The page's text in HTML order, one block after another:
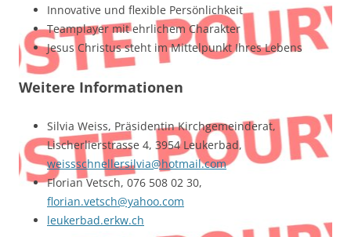
Innovative und flexible Persönlichkeit
Teamplayer mit ehrlichem Charakter
Jesus Christus steht im Mittelpunkt Ihres Lebens
Weitere Informationen
Silvia Weiss, Präsidentin Kirchgemeinderat,
Lischerlierstrasse 4, 3954 Leukerbad,
weissschnellersilvia@hotmail.com
Florian Vetsch, 076 508 02 30,
florian.vetsch@yahoo.com
leukerbad.erkw.ch